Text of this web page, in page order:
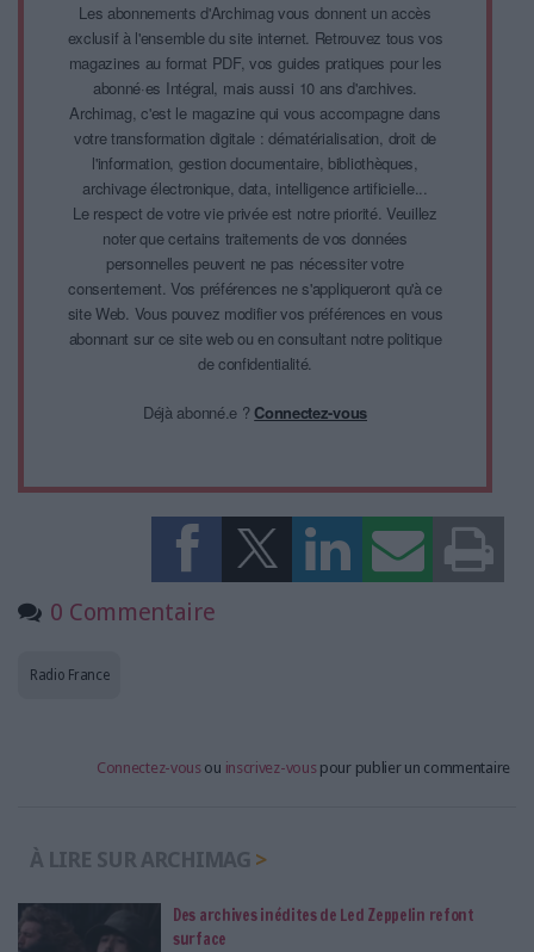
Les abonnements d'Archimag vous donnent un accès
exclusif à l'ensemble du site internet. Retrouvez tous vos
magazines au format PDF, vos guides pratiques pour les
abonné·es Intégral, mais aussi 10 ans d'archives.
Archimag, c'est le magazine qui vous accompagne dans
votre transformation digitale : dématérialisation, droit de
l'information, gestion documentaire, bibliothèques,
archivage électronique, data, intelligence artificielle...
Le respect de votre vie privée est notre priorité. Veuillez
noter que certains traitements de vos données
personnelles peuvent ne pas nécessiter votre
consentement. Vos préférences ne s'appliqueront qu'à ce
site Web. Vous pouvez modifier vos préférences en vous
abonnant sur ce site web ou en consultant notre politique
de confidentialité.
Déjà abonné.e ?Connectez-vous
0 Commentaire
Radio France
Connectez-vous ou inscrivez-vous pour publier un commentaire
À LIRE SUR ARCHIMAG
Des archives inédites de Led Zeppelin refont
surface